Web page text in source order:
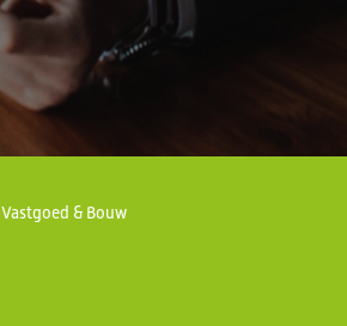
Vastgoed & Bouw